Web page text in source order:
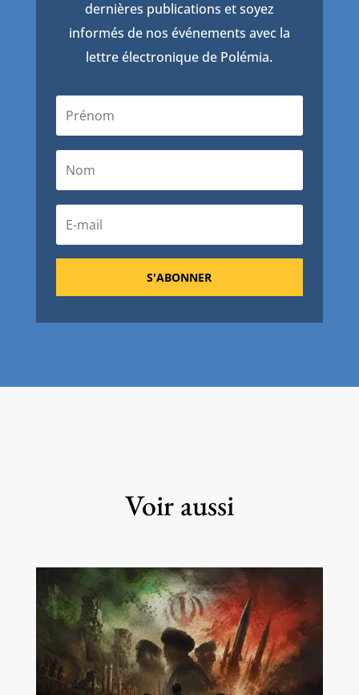
dernières publications et soyez
informés de nos événements avec la
lettre électronique de Polémia.
S'ABONNER
Voir aussi